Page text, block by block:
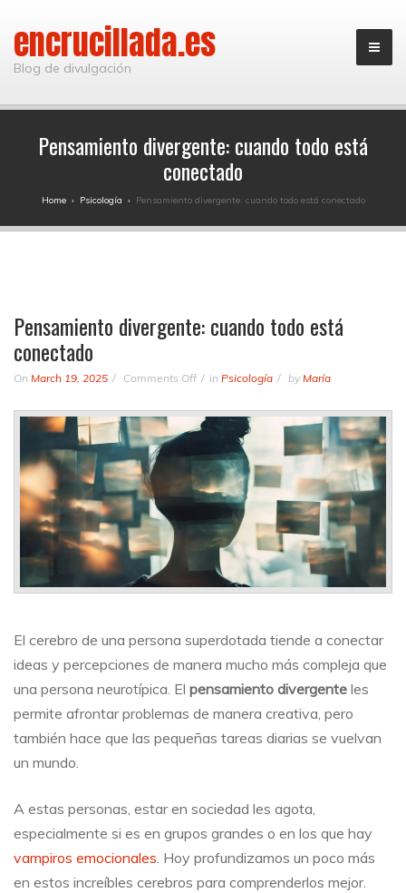
encrucillada.es
Blog de divulgación
Pensamiento divergente: cuando todo está
conectado
Home› Psicología › Pensamiento divergente: cuando todo está conectado
Pensamiento divergente: cuando todo está
conectado
On March 19, 2025 Comments Offon
divergente:
cuando
conectado
in Psicología by María
El cerebro de una persona superdotada tiende a conectar
ideas y percepciones de manera mucho más compleja que
una persona neurotípica. El pensamiento divergente les
permite afrontar problemas de manera creativa, pero
también hace que las pequeñas tareas diarias se vuelvan
un mundo.
A estas personas, estar en sociedad les agota,
especialmente si es en grupos grandes o en los que hay
vampiros emocionales. Hoy profundizamos un poco más
en estos increíbles cerebros para comprenderlos mejor.